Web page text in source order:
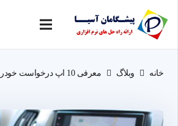
خانه وبلاگ معرفی 10 اپ درخواست خودرو